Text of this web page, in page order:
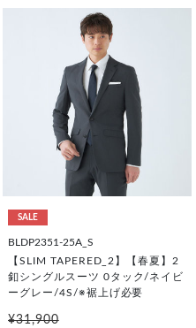
SALE
BLDP2351-25A_S
【SLIM TAPERED_2】【春夏】2
釦シングルスーツ 0タック/ネイビ
ーグレー/4S/※裾上げ必要
¥31,900